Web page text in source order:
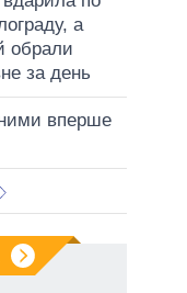
а
обрали
за день
вперше